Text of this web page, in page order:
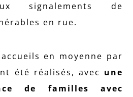
signalements de
en rue.
en moyenne par
été réalisés, avec une
de familles avec